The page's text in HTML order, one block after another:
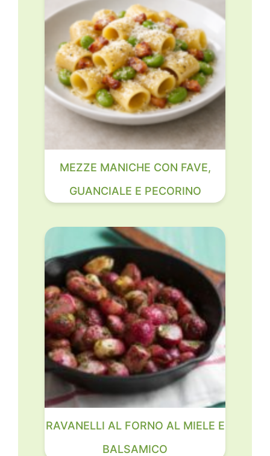
MEZZE MANICHE CON FAVE,
GUANCIALE E PECORINO
RAVANELLI AL FORNO AL MIELE E
BALSAMICO